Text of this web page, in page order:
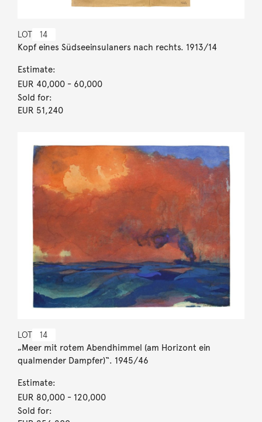
LOT 14
Kopf eines Südseeinsulaners nach rechts. 1913/14
Estimate:
EUR 40,000- 60,000
Sold for:
EUR 51,240
LOT 14
„Meer mit rotem Abendhimmel (am Horizont ein
qualmender Dampfer)“. 1945/46
Estimate:
EUR 80,000- 120,000
Sold for: